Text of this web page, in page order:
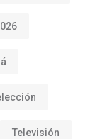
Televisión